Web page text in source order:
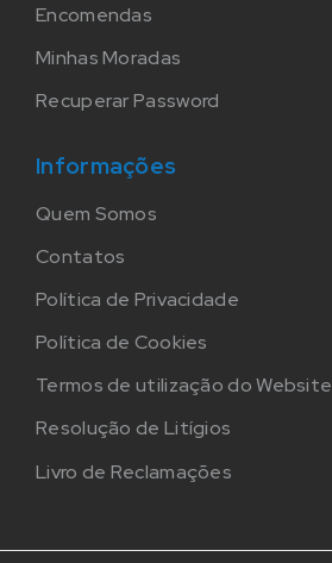
Encomendas
Minhas Moradas
Recuperar Password
Informações
Quem Somos
Contatos
Política de Privacidade
Política de Cookies
Termos de utilização do Website
Resolução de Litígios
Livro de Reclamações